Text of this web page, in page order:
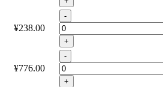
¥238.00
-
+
¥776.00
-
+